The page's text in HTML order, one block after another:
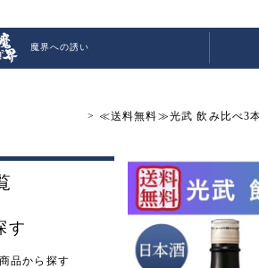
魔界への誘い
≪送料無料≫光武 飲み比べ3
す
品から探す